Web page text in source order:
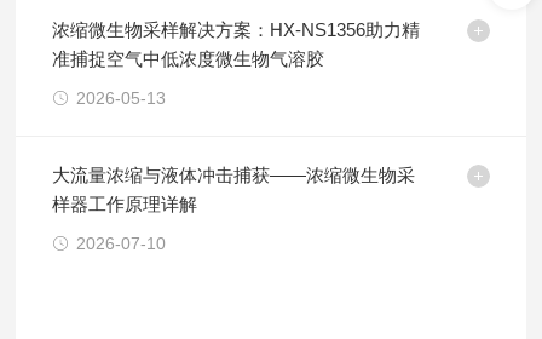
浓缩微生物采样解决方案：HX-NS1356助力精
准捕捉空气中低浓度微生物气溶胶
2026-05-13
大流量浓缩与液体冲击捕获——浓缩微生物采
样器工作原理详解
2026-07-10